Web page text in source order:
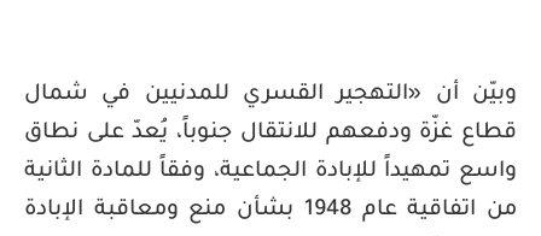
وبيّن أن «التهجير القسري للمدنيين في شمال
قطاع غزّة ودفعهم للانتقال جنوباً، يُعدّ على نطاق
واسع تمهيداً للإبادة الجماعية، وفقاً للمادة الثانية
من اتفاقية عام 1948 بشأن منع ومعاقبة الإبادة